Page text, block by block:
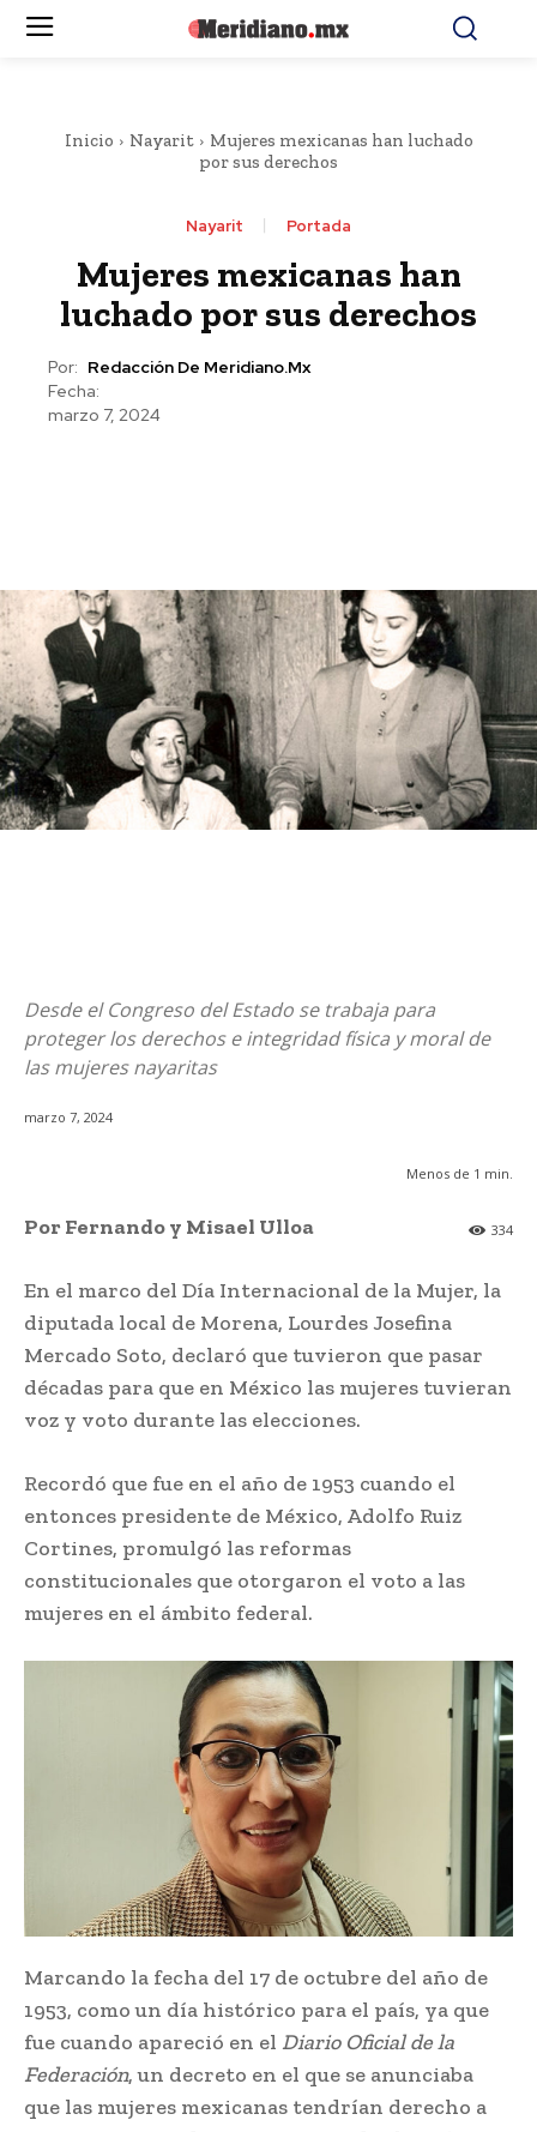
Inicio Nayarit
Mujeres mexicanas han luchado
por sus derechos
Nayarit Portada
Mujeres mexicanas han
luchado por sus derechos
Por: Redacción De Meridiano.mx
Fecha:
marzo 7, 2024
Desde el Congreso del Estado se trabaja para
proteger los derechos e integridad física y moral de
las mujeres nayaritas
marzo 7, 2024
Menos de 1 min.
334
Por Fernando y Misael Ulloa
En el marco del Día Internacional de la Mujer, la
diputada local de Morena, Lourdes Josefina
Mercado Soto, declaró que tuvieron que pasar
décadas para que en México las mujeres tuvieran
voz y voto durante las elecciones.
Recordó que fue en el año de 1953 cuando el
entonces presidente de México, Adolfo Ruiz
Cortines, promulgó las reformas
constitucionales que otorgaron el voto a las
mujeres en el ámbito federal.
Marcando la fecha del 17 de octubre del año de
1953, como un día histórico para el país, ya que
fue cuando apareció en el Diario Oficial de la
Federación, un decreto en el que se anunciaba
que las mujeres mexicanas tendrían derecho a